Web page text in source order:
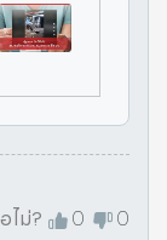
ไม่? 0 0